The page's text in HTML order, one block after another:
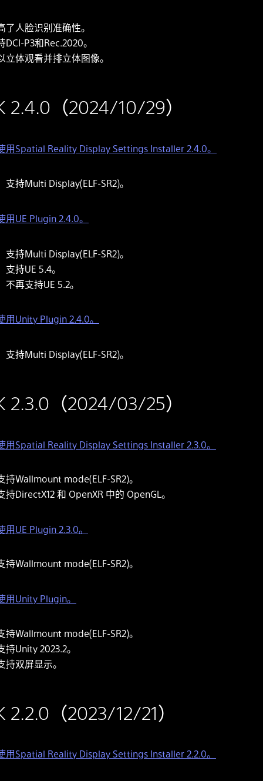
了人脸识别准确性。
DCI-P3和Rec.2020。
立体观看并排立体图像。
2.4.0（2024/10/29）
用Spatial Reality Display Settings Installer 2.4.0。
支持Multi Display(ELF-SR2)。
用UE Plugin 2.4.0。
支持Multi Display(ELF-SR2)。
支持UE 5.4。
不再支持UE 5.2。
用Unity Plugin 2.4.0。
支持Multi Display(ELF-SR2)。
2.3.0（2024/03/25）
用Spatial Reality Display Settings Installer 2.3.0。
持Wallmount mode(ELF-SR2)。
持DirectX12 和 OpenXR 中的 OpenGL。
用UE Plugin 2.3.0。
持Wallmount mode(ELF-SR2)。
用Unity Plugin。
持Wallmount mode(ELF-SR2)。
持Unity 2023.2。
持双屏显示。
2.2.0（2023/12/21）
用Spatial Reality Display Settings Installer 2.2.0。